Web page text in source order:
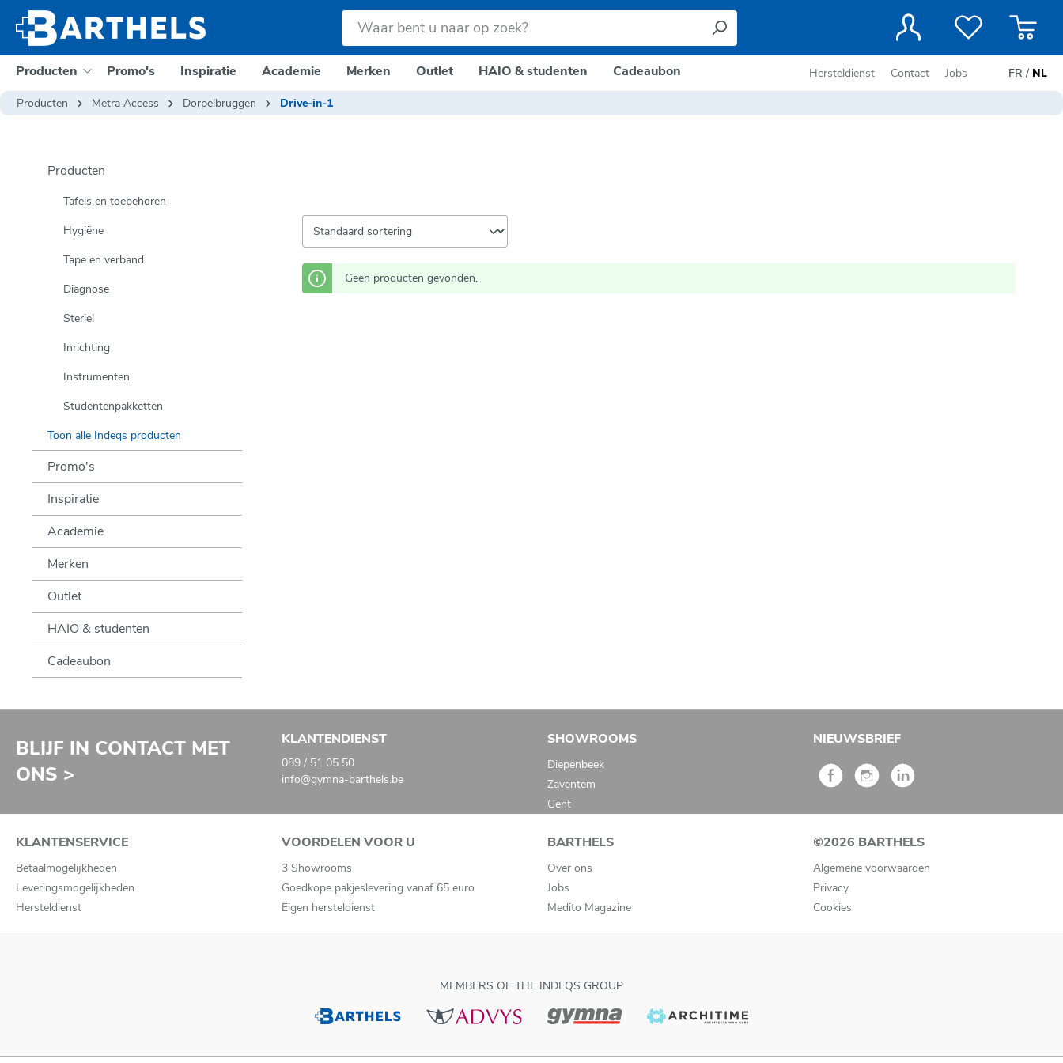
zoekopdracht Ga naar de hoofdnavigatie
Producten Promo's Inspiratie Academie Merken Outlet HAIO & studenten Cadeaubon Hersteldienst Contact Jobs FR / NL
Producten
Metra Access Dorpelbruggen Drive-in-1
Producten
Tafels en toebehoren
Hygiëne
Tape en verband
Diagnose
Steriel
Inrichting
Instrumenten
Studentenpakketten
Toon alle Indeqs producten
Promo's
Inspiratie
Academie
Merken
Outlet
HAIO & studenten
Cadeaubon
Geen producten gevonden.
BLIJF IN CONTACT MET
ONS >
KLANTENDIENST
089 / 51 05 50
info@gymna-barthels.be
SHOWROOMS
Diepenbeek
Zaventem
Gent
NIEUWSBRIEF
KLANTENSERVICE
Betaalmogelijkheden
Leveringsmogelijkheden
Hersteldienst
VOORDELEN VOOR U
3 Showrooms
Goedkope pakjeslevering vanaf 65 euro
Eigen hersteldienst
BARTHELS
Over ons
Jobs
Medito Magazine
©2026 BARTHELS
Algemene voorwaarden
Privacy
Cookies
MEMBERS OF THE INDEQS GROUP